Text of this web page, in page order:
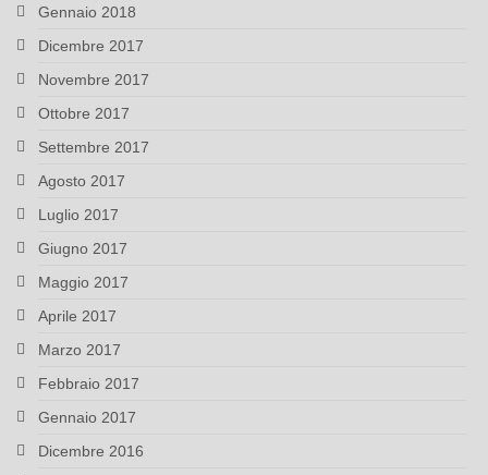
Gennaio 2018
Dicembre 2017
Novembre 2017
Ottobre 2017
Settembre 2017
Agosto 2017
Luglio 2017
Giugno 2017
Maggio 2017
Aprile 2017
Marzo 2017
Febbraio 2017
Gennaio 2017
Dicembre 2016